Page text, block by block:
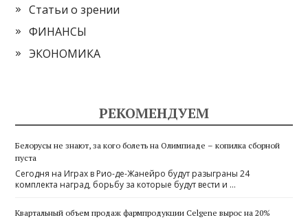
Статьи о зрении
ФИНАНСЫ
ЭКОНОМИКА
РЕКОМЕНДУЕМ
Белорусы не знают, за кого болеть на Олимпиаде – копилка сборной
пуста
Сегодня на Играх в Рио-де-Жанейро будут разыграны 24
комплекта наград, борьбу за которые будут вести и …
Квартальный объем продаж фармпродукции Celgene вырос на 20%